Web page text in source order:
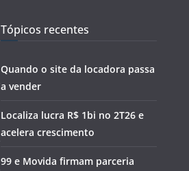
Tópicos recentes
Quando o site da locadora passa
a vender
Localiza lucra R$ 1bi no 2T26 e
acelera crescimento
99 e Movida firmam parceria